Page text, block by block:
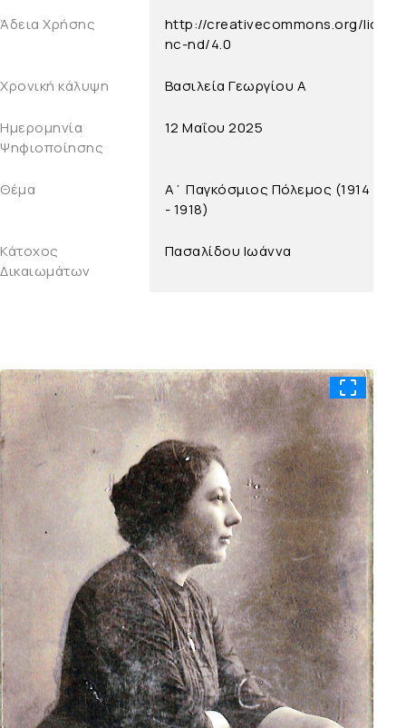
Άδεια Χρήσης
http://creativecommons.org/
nc-nd/4.0
Χρονική κάλυψη Βασιλεία Γεωργίου Α
Ημερομηνία
Ψηφιοποίησης
12 Μαΐου 2025
Θέμα
Α΄ Παγκόσμιος Πόλεμος (1914
- 1918)
Κάτοχος
Δικαιωμάτων
Πασαλίδου Ιωάννα